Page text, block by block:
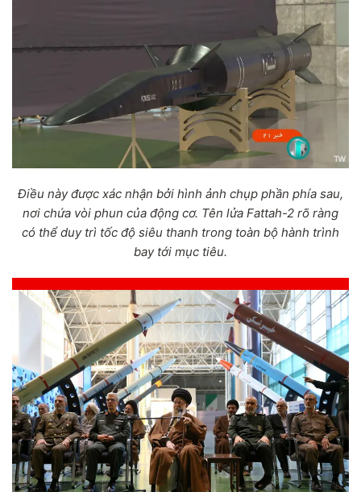
Điều này được xác nhận bởi hình ảnh chụp phần phía sau,
nơi chứa vòi phun của động cơ. Tên lửa Fattah-2 rõ ràng
có thể duy trì tốc độ siêu thanh trong toàn bộ hành trình
bay tới mục tiêu.